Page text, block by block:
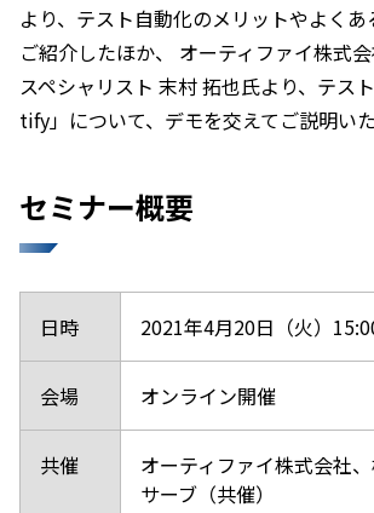
より、テスト自動化のメリットやよく
ご紹介したほか、 オーティファイ株式
スペシャリスト 末村 拓也氏より、テス
tify」について、デモを交えてご説明い
セミナー概要
日時 2021年4月20日（火）
会場 オンライン開催
共催
オーティファイ株式会社
サーブ（共催）